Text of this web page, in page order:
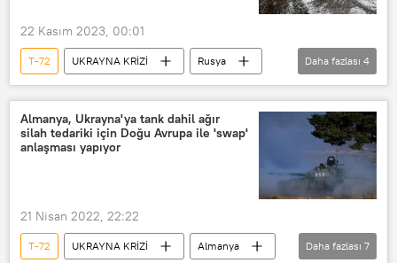
S-300
S-400
S-400 hava savunma sistemleri
Valeriy Zalujnıy
NATO
Ukrayna
Ukrayna ordusu
F-16
Mig-29
Mi-24
Aleksey Leonkov
Tor-M2
HIMARS
T-80
22 Kasım 2023, 00:01
T-72 UKRAYNA KRİZİ
Rusya
Helsinki
Ukrayna
Ukrayna krizi
Estonya
Daha fazlası 4
Almanya, Ukrayna'ya tank dahil ağır
silah tedariki için Doğu Avrupa ile 'swap'
anlaşması yapıyor
21 Nisan 2022, 22:22
T-72 UKRAYNA KRİZİ
Almanya
Daha fazlası 7